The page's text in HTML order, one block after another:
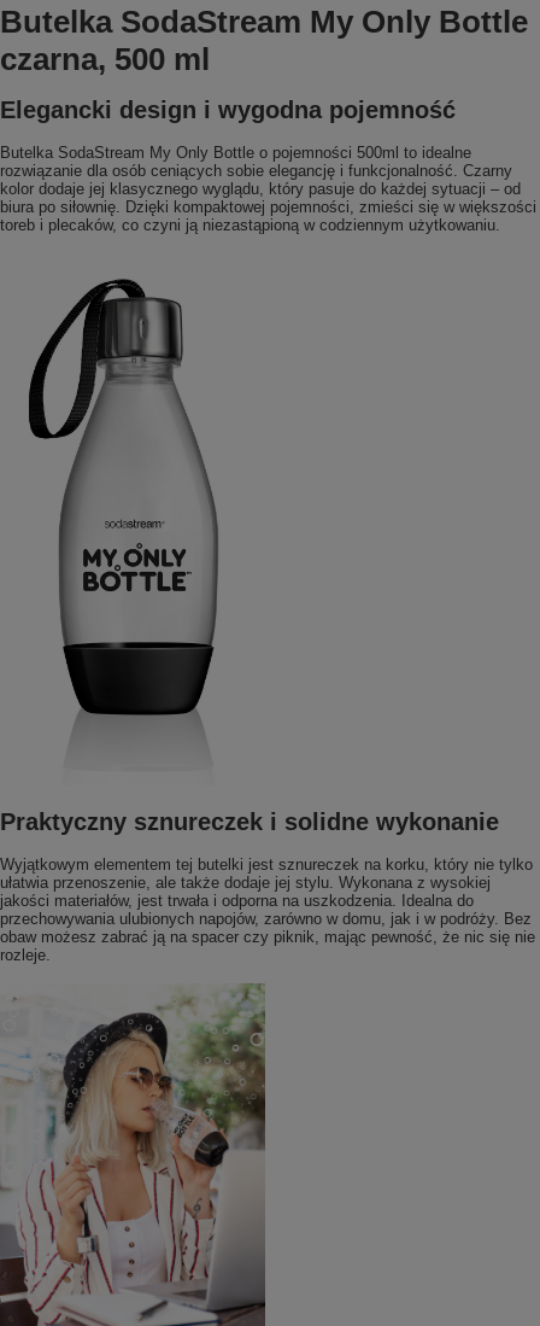
Butelka SodaStream My Only Bottle
czarna, 500 ml
Elegancki design i wygodna pojemność
Butelka SodaStream My Only Bottle o pojemności 500ml to idealne
rozwiązanie dla osób ceniących sobie elegancję i funkcjonalność. Czarny
kolor dodaje jej klasycznego wyglądu, który pasuje do każdej sytuacji – od
biura po siłownię. Dzięki kompaktowej pojemności, zmieści się w większości
toreb i plecaków, co czyni ją niezastąpioną w codziennym użytkowaniu.
Praktyczny sznureczek i solidne wykonanie
Wyjątkowym elementem tej butelki jest sznureczek na korku, który nie tylko
ułatwia przenoszenie, ale także dodaje jej stylu. Wykonana z wysokiej
jakości materiałów, jest trwała i odporna na uszkodzenia. Idealna do
przechowywania ulubionych napojów, zarówno w domu, jak i w podróży. Bez
obaw możesz zabrać ją na spacer czy piknik, mając pewność, że nic się nie
rozleje.